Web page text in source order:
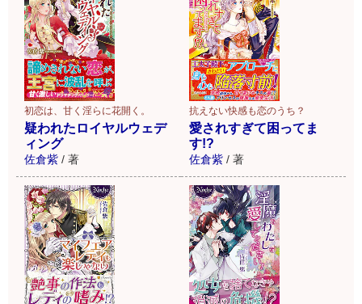
初恋は、甘く淫らに花開く。
疑われたロイヤルウェデ
ィング
佐倉紫 / 著
抗えない快感も恋のうち？
愛されすぎて困ってま
す!?
佐倉紫 / 著